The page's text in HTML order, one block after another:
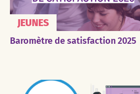
JEUNES
Baromètre de satisfaction 2025